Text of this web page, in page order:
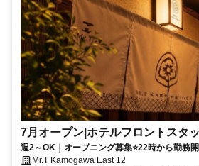
7月オープン|ホテルフロントスタ
週2～OK｜オープニング募集⭐22時から勤務
Mr.T Kamogawa East 12